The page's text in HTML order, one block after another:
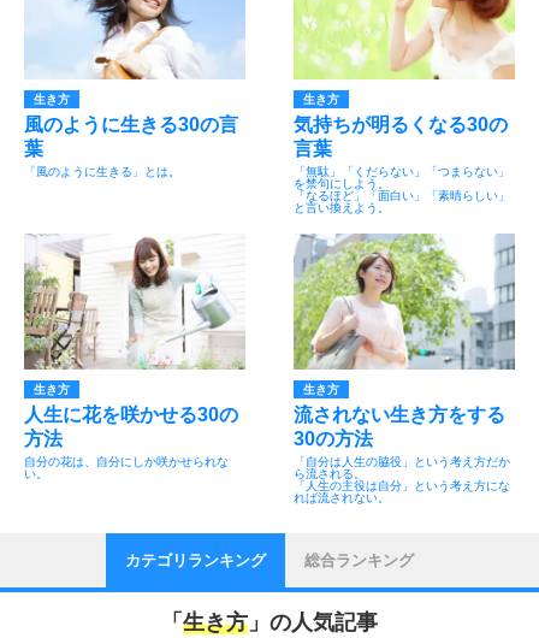
生き方
風のように生きる30の言
葉
「風のように生きる」とは。
生き方
気持ちが明るくなる30の
言葉
「無駄」「くだらない」「つまらない」
を禁句にしよう。
「なるほど」「面白い」「素晴らしい」
と言い換えよう。
生き方
人生に花を咲かせる30の
方法
自分の花は、自分にしか咲かせられな
い。
生き方
流されない生き方をする
30の方法
「自分は人生の脇役」という考え方だか
ら流される。
「人生の主役は自分」という考え方にな
れば流されない。
カテゴリランキング 総合ランキング
「 生き方 」の人気記事